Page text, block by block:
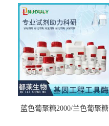
7000，分子量7000-15000，分
子量2万～4万，分子量3～7
万，分子量7～15万，分子量
15～30万
蓝色葡聚糖2000/兰色葡聚糖